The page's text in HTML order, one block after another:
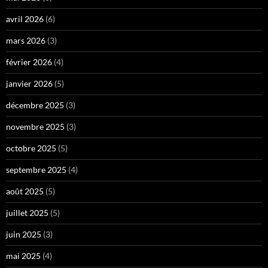
avril 2026 (6)
mars 2026 (3)
février 2026 (4)
janvier 2026 (5)
décembre 2025 (3)
novembre 2025 (3)
octobre 2025 (5)
septembre 2025 (4)
août 2025 (5)
juillet 2025 (5)
juin 2025 (3)
mai 2025 (4)